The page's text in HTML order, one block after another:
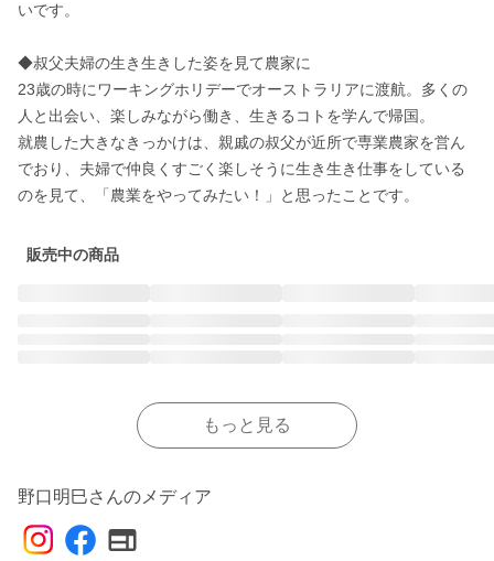
いです。
◆叔父夫婦の生き生きした姿を見て農家に
23歳の時にワーキングホリデーでオーストラリアに渡航。多くの
人と出会い、楽しみながら働き、生きるコトを学んで帰国。
就農した大きなきっかけは、親戚の叔父が近所で専業農家を営ん
でおり、夫婦で仲良くすごく楽しそうに生き生き仕事をしている
のを見て、「農業をやってみたい！」と思ったことです。
販売中の商品
もっと見る
野口明巳さんのメディア